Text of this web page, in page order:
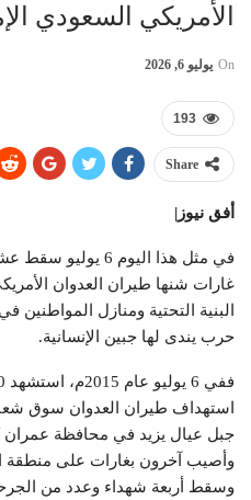
الأمريكي السعودي
On يوليو 6, 2026
193
Share
أفق نيوز|
في مثل هذا اليوم 6
غارات شنها طيران العدوان
البنية التحتية ومنازل
حرب يندى لها جبين الإنسانية.
استهداف طيران العدوان سوق
جبل عيال يزيد في محافظة
وأصيب آخرون بغارات على منطقة
وسقط أربعة شهداء وعدد من